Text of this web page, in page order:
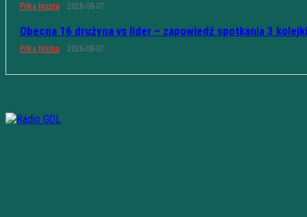
Piłka Nożna 2026-08-07
Obecna 16 drużyna vs lider – zapowiedź spotkania 3 kolejki
Piłka Nożna 2026-08-07